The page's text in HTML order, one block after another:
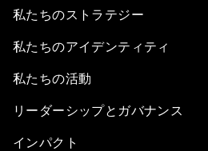
私たちのストラテジー
私たちのアイデンティティ
私たちの活動
リーダーシップとガバナンス
インパクト